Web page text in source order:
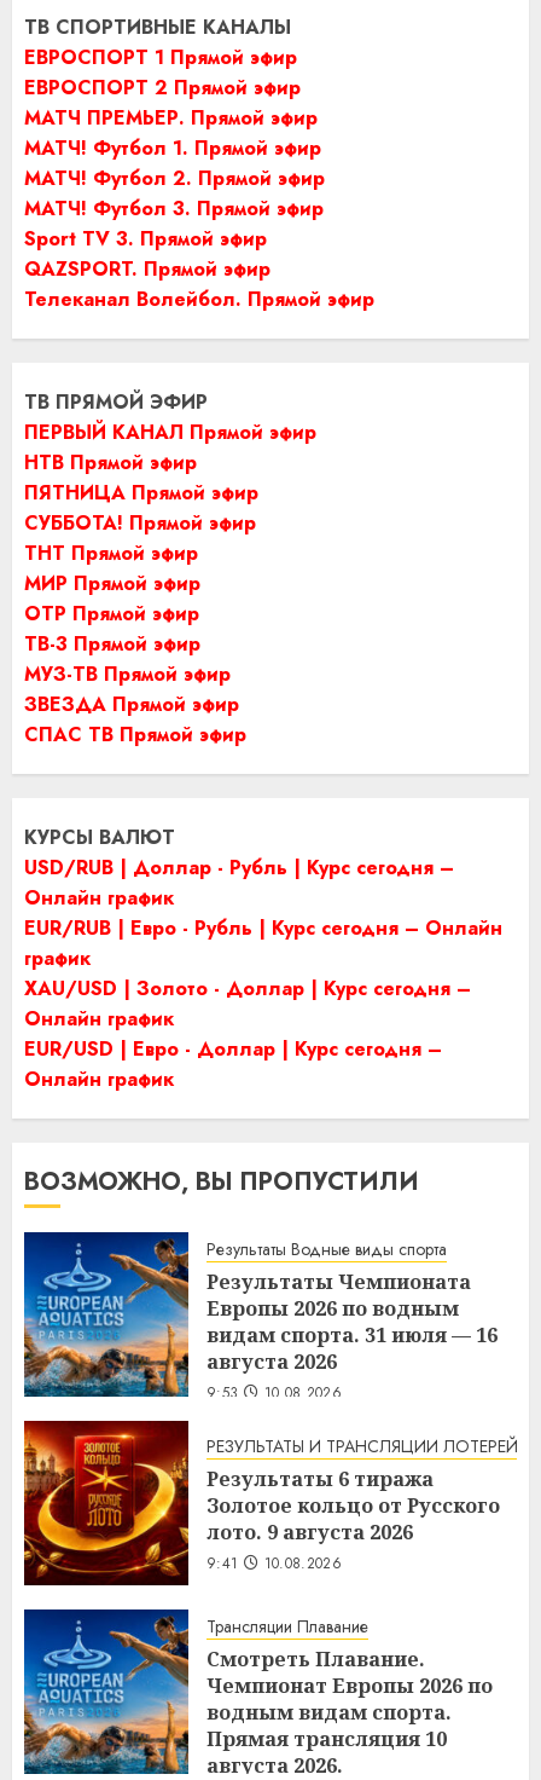
ТВ СПОРТИВНЫЕ КАНАЛЫ
ЕВРОСПОРТ 1 Прямой эфир
ЕВРОСПОРТ 2 Прямой эфир
МАТЧ ПРЕМЬЕР. Прямой эфир
МАТЧ! Футбол 1. Прямой эфир
МАТЧ! Футбол 2. Прямой эфир
МАТЧ! Футбол 3. Прямой эфир
Sport TV 3. Прямой эфир
QAZSPORT. Прямой эфир
Телеканал Волейбол. Прямой эфир
ТВ ПРЯМОЙ ЭФИР
ПЕРВЫЙ КАНАЛ Прямой эфир
НТВ Прямой эфир
ПЯТНИЦА Прямой эфир
СУББОТА! Прямой эфир
ТНТ Прямой эфир
МИР Прямой эфир
ОТР Прямой эфир
ТВ-3 Прямой эфир
МУЗ-ТВ Прямой эфир
ЗВЕЗДА Прямой эфир
СПАС ТВ Прямой эфир
КУРСЫ ВАЛЮТ
USD/RUB | Доллар - Рубль | Курс сегодня –
Онлайн график
EUR/RUB | Евро - Рубль | Курс сегодня – Онлайн
график
XAU/USD | Золото - Доллар | Курс сегодня –
Онлайн график
EUR/USD | Евро - Доллар | Курс сегодня –
Онлайн график
ВОЗМОЖНО, ВЫ ПРОПУСТИЛИ
Результаты Водные виды спорта
Результаты Чемпионата
Европы 2026 по водным
видам спорта. 31 июля — 16
августа 2026
9:53 10.08.2026
РЕЗУЛЬТАТЫ И ТРАНСЛЯЦИИ ЛОТЕРЕЙ
Результаты 6 тиража
Золотое кольцо от Русского
лото. 9 августа 2026
9:41 10.08.2026
Трансляции Плавание
Смотреть Плавание.
Чемпионат Европы 2026 по
водным видам спорта.
Прямая трансляция 10
августа 2026.